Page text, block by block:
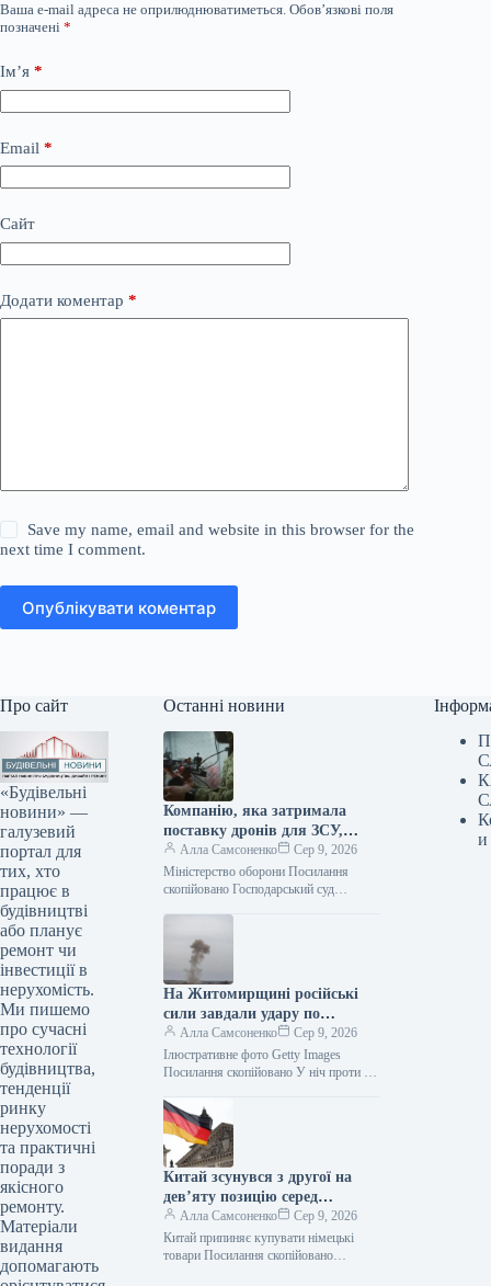
Ваша e-mail адреса не оприлюднюватиметься. Обов’язкові поля
позначені *
Ім’я *
Email *
Сайт
Додати коментар *
Save my name, email and website in this browser for the
next time I comment.
Опублікувати коментар
Про сайт
«Будівельні
новини» —
галузевий
портал для
тих, хто
працює в
будівництві
або планує
ремонт чи
інвестиції в
нерухомість.
Ми пишемо
про сучасні
технології
будівництва,
тенденції
ринку
нерухомості
та практичні
поради з
якісного
ремонту.
Матеріали
видання
допомагають
Останні новини
Компанію, яка затримала
поставку дронів для ЗСУ,
оштрафували на 25
мільйонів.
Алла Самсоненко
Сер 9, 2026
Міністерство оборони Посилання
скопійовано Господарський суд
на користь ДП Міністерства оборони…
На Житомирщині російські
сили завдали удару по
компанії з німецькими
інвестиціями
Алла Самсоненко
Сер 9, 2026
Ілюстративне фото Getty Images
Посилання скопійовано У ніч проти 9
зафіксовані влучання та
ушкодження…
Китай зсунувся з другої на
дев’яту позицію серед
головних ринків збуту
німецької продукції.
Алла Самсоненко
Сер 9, 2026
Китай припиняє купувати німецькі
товари Посилання скопійовано
и